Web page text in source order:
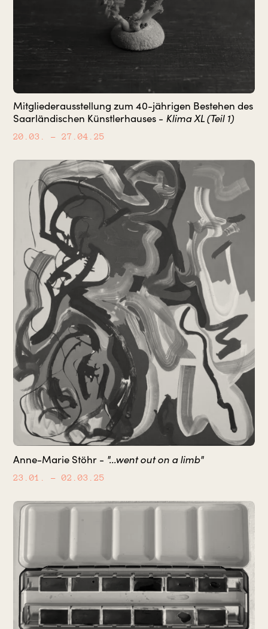
Mitgliederausstellung zum 40-jährigen Bestehen des
Saarländischen Künstlerhauses - Klima XL (Teil 1)
20.03. – 27.04.25
Anne-Marie Stöhr - "...went out on a limb"
23.01. – 02.03.25